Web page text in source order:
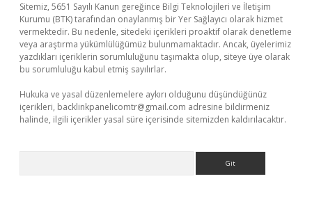
Sitemiz, 5651 Sayılı Kanun gereğince Bilgi Teknolojileri ve İletişim
Kurumu (BTK) tarafından onaylanmış bir Yer Sağlayıcı olarak hizmet
vermektedir. Bu nedenle, sitedeki içerikleri proaktif olarak denetleme
veya araştırma yükümlülüğümüz bulunmamaktadır. Ancak, üyelerimiz
yazdıkları içeriklerin sorumluluğunu taşımakta olup, siteye üye olarak
bu sorumluluğu kabul etmiş sayılırlar.
Hukuka ve yasal düzenlemelere aykırı olduğunu düşündüğünüz
içerikleri, backlinkpanelicomtr@gmail.com adresine bildirmeniz
halinde, ilgili içerikler yasal süre içerisinde sitemizden kaldırılacaktır.